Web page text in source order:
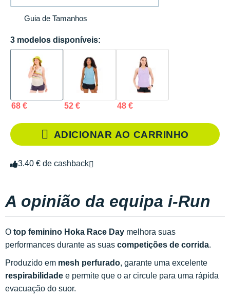
Guia de Tamanhos
3 modelos disponíveis:
68 € 52 € 48 €
ADICIONAR AO CARRINHO
3.40 € de cashback
A opinião da equipa i-Run
O top feminino Hoka Race Day melhora suas
performances durante as suas competições de corrida.
Produzido em mesh perfurado, garante uma excelente
respirabilidade e permite que o ar circule para uma rápida
evacuação do suor.